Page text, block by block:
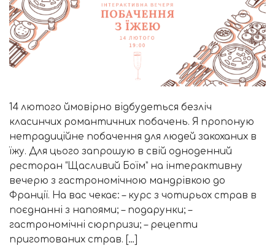
14 лютого ймовірно відбудеться безліч
класинчих романтичних побачень. Я пропоную
нетрадиційне побачення для людей закоханих в
їжу. Для цього запрошую в свій одноденний
ресторан “Щасливий Боїм” на інтерактивну
вечерю з гастрономічною мандрівкою до
Франції. На вас чекає: – курс з чотирьох страв в
поєднанні з напоями; – подарунки; –
гастрономічні сюрпризи; – рецепти
приготованих страв. […]